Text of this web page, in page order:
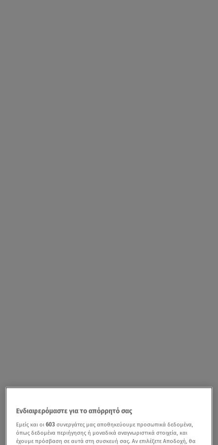
Ενδιαφερόμαστε για το απόρρητό σας
Εμείς και οι603 συνεργάτες μας αποθηκεύουμε προσωπικά δεδομένα,
όπως δεδομένα περιήγησης ή μοναδικά αναγνωριστικά στοιχεία, και
έχουμε πρόσβαση σε αυτά στη συσκευή σας. Αν επιλέξετε Αποδοχή, θα